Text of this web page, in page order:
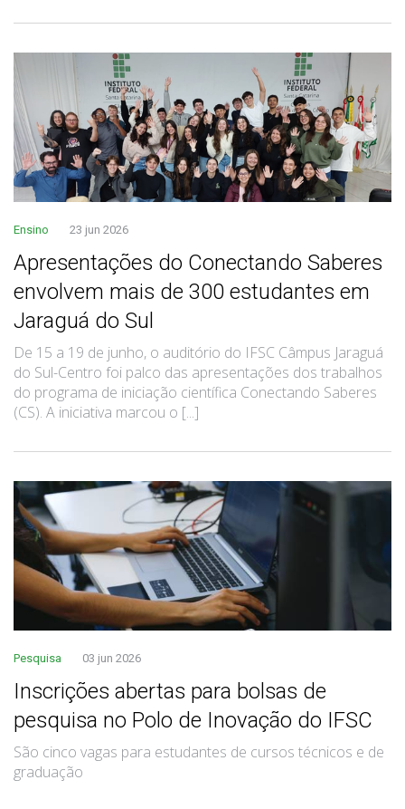
Ensino 23 jun 2026
Apresentações do Conectando Saberes
envolvem mais de 300 estudantes em
Jaraguá do Sul
De 15 a 19 de junho, o auditório do IFSC Câmpus Jaraguá
do Sul-Centro foi palco das apresentações dos trabalhos
do programa de iniciação científica Conectando Saberes
(CS). A iniciativa marcou o [...]
Pesquisa 03 jun 2026
Inscrições abertas para bolsas de
pesquisa no Polo de Inovação do IFSC
São cinco vagas para estudantes de cursos técnicos e de
graduação